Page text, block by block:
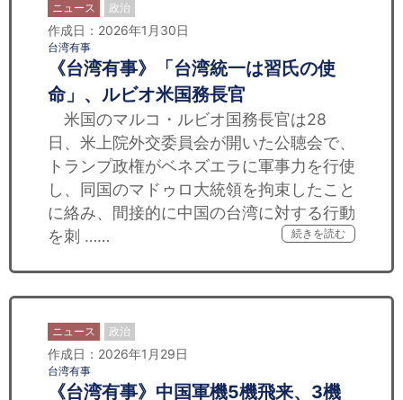
ニュース 政治
作成日：2026年1月30日
台湾有事
《台湾有事》「台湾統一は習氏の使
命」、ルビオ米国務長官
米国のマルコ・ルビオ国務長官は28
日、米上院外交委員会が開いた公聴会で、
トランプ政権がベネズエラに軍事力を行使
し、同国のマドゥロ大統領を拘束したこと
に絡み、間接的に中国の台湾に対する行動
を刺 ……
続きを読む
ニュース 政治
作成日：2026年1月29日
台湾有事
《台湾有事》中国軍機5機飛来、3機